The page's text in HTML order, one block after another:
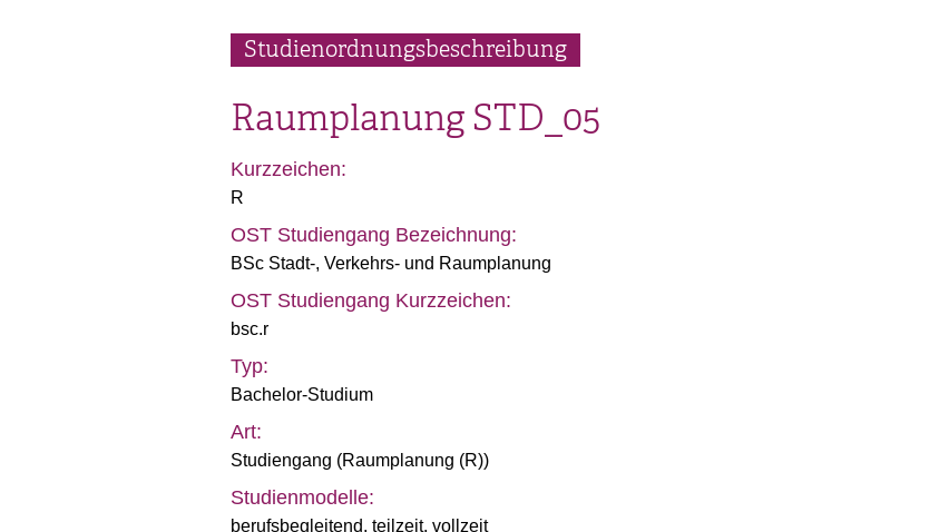
Studienordnungsbeschreibung
Raumplanung STD_05
Kurzzeichen:
R
OST Studiengang Bezeichnung:
BSc Stadt-, Verkehrs- und Raumplanung
OST Studiengang Kurzzeichen:
bsc.r
Typ:
Bachelor-Studium
Art:
Studiengang (Raumplanung (R))
Studienmodelle:
berufsbegleitend, teilzeit, vollzeit